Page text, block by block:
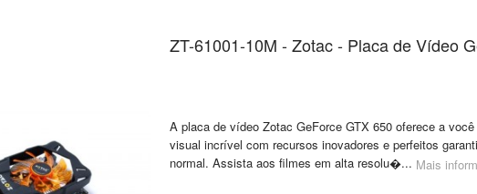
ZT-61001-10M - Zotac - Placa de Vídeo
A placa de vídeo Zotac GeForce GTX 650 oferece a
visual incrível com recursos inovadores e perfeitos
normal. Assista aos filmes em alta resolu�... Mais